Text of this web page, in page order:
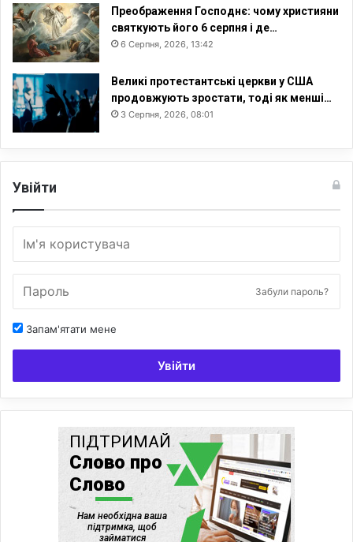
Преображення Господнє: чому християни
святкують його 6 серпня і де…
6 Серпня, 2026, 13:42
Великі протестантські церкви у США
продовжують зростати, тоді як менші…
3 Серпня, 2026, 08:01
Увійти
Забули пароль?
Запам'ятати мене
Увійти